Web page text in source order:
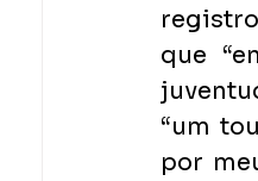
que
“um
por